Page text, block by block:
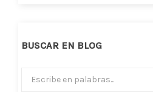
BUSCAR EN BLOG